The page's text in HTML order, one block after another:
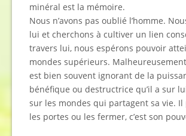
minéral est la mémoire.
Nous n’avons pas oublié l’homme.
lui et cherchons à cultiver un lien
travers lui, nous espérons pouvoir
mondes supérieurs.
est bien souvent ignorant de la
bénéfique ou destructrice qu’il a sur
sur les mondes qui partagent sa vie.
les portes ou les fermer, c’est son